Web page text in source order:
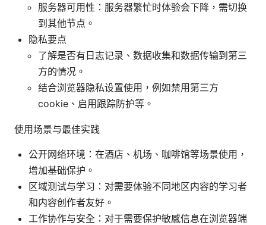
服务器可用性：服务器繁忙时体验会下降，需切换
到其他节点。
隐私要点
了解是否有日志记录、数据收集和数据传输到第三
方的情况。
结合浏览器隐私设置使用，例如禁用第三方
cookie、启用跟踪防护等。
使用场景与最佳实践
公开网络环境：在酒店、机场、咖啡馆等场景使用，
增加基础保护。
区域测试与学习：对需要体验不同地区内容的学习者
和内容创作者友好。
工作协作与安全：对于需要保护敏感信息在浏览器端